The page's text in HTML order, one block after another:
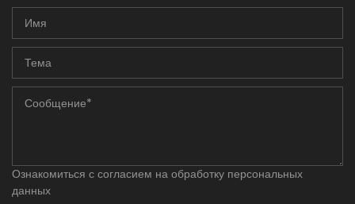
Имя
Тема
Сообщение*
Ознакомиться с согласием на обработку персональных
данных